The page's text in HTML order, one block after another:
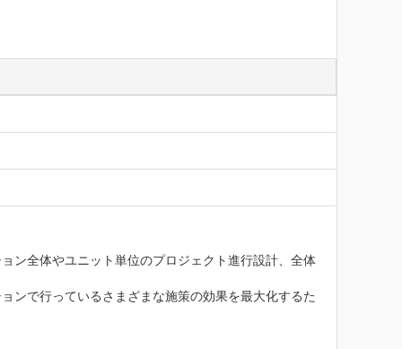
ン全体やユニット単位のプロジェクト進行設計、全体
ンで行っているさまざまな施策の効果を最大化するた